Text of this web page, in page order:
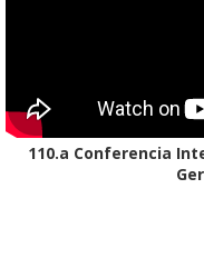
110.a Conferencia